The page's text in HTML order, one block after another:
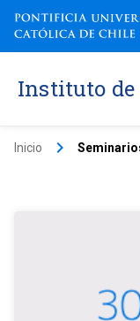
Instituto de
Inicio keyboard_arrow_right